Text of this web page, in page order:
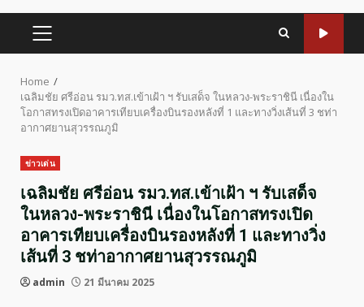
PRIMARY
Home
เฉลิมชัย ศรีอ่อน รมว.ทส.เข้าเฝ้า ฯ รับเสด็จ ในหลวง-พระราชินี เนื่องใน
โอกาสทรงเปิดอาคารเทียบเครื่องบินรองหลังที่ 1 และทางวิ่งเส้นที่ 3 ชท่า
อากาศยานสุวรรณภูมิ
ข่าวเด่น
เฉลิมชัย ศรีอ่อน รมว.ทส.เข้าเฝ้า ฯ รับเสด็จ
ในหลวง-พระราชินี เนื่องในโอกาสทรงเปิด
อาคารเทียบเครื่องบินรองหลังที่ 1 และทางวิ่ง
เส้นที่ 3 ชท่าอากาศยานสุวรรณภูมิ
admin 21 มีนาคม 2025